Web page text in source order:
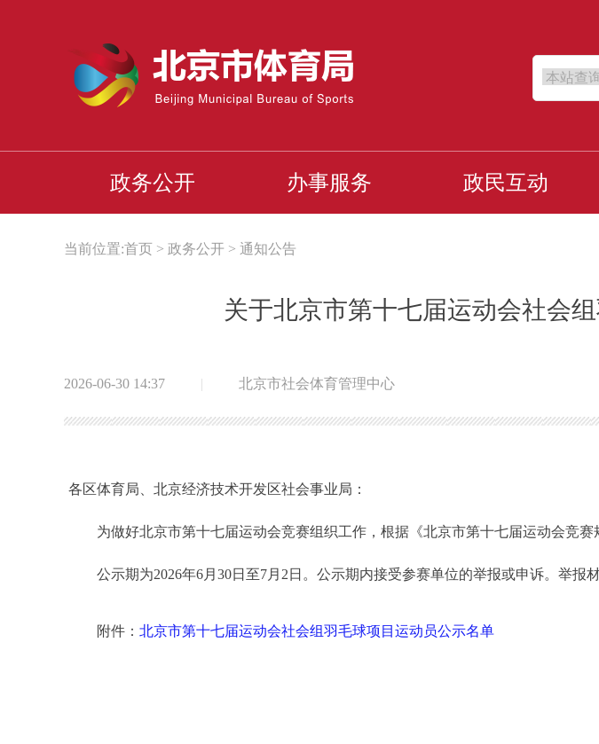
政务公开 办事服务 政民互动
当前位置:首页 > 政务公开 > 通知公告
关于北京市第十七届运动会社会
2026-06-30 14:37 | 北京市社会体育管理中心
各区体育局、北京经济技术开发区社会事业局：
为做好北京市第十七届运动会竞赛组织工作，根据《北京市第十七届运动会竞赛
公示期为2026年6月30日至7月2日。公示期内接受参赛单位的举报或申诉。举报
附件： 北京市第十七届运动会社会组羽毛球项目运动员公示名单